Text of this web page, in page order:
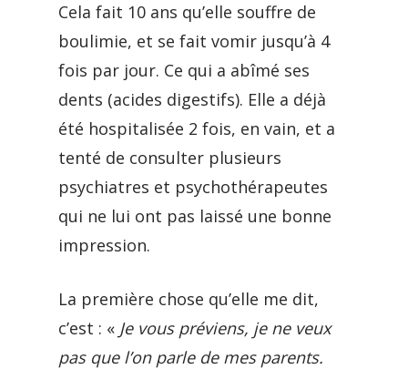
Cela fait 10 ans qu’elle souffre de
boulimie, et se fait vomir jusqu’à 4
fois par jour. Ce qui a abîmé ses
dents (acides digestifs). Elle a déjà
été hospitalisée 2 fois, en vain, et a
tenté de consulter plusieurs
psychiatres et psychothérapeutes
qui ne lui ont pas laissé une bonne
impression.
La première chose qu’elle me dit,
c’est : « Je vous préviens, je ne veux
pas que l’on parle de mes parents.